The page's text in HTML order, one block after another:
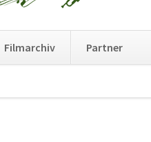
Filmarchiv Partner
überspringen